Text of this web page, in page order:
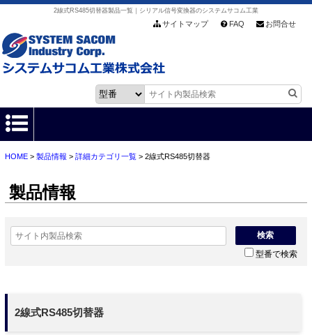
2線式RS485切替器製品一覧｜シリアル信号変換器のシステムサコム工業
サイトマップ FAQ お問合せ
HOME
各種ダウンロード
HOME> 製品情報 > 詳細カテゴリ一覧> 2線式RS485切替器
製品情報
検索
型番で検索
2線式RS485切替器